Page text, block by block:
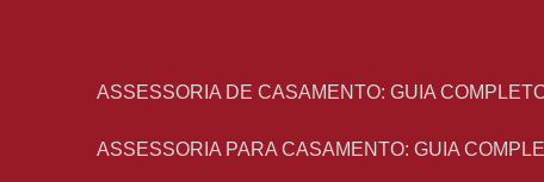
ASSESSORIA DE CASAMENTO: GUIA
ASSESSORIA PARA CASAMENTO: GUIA